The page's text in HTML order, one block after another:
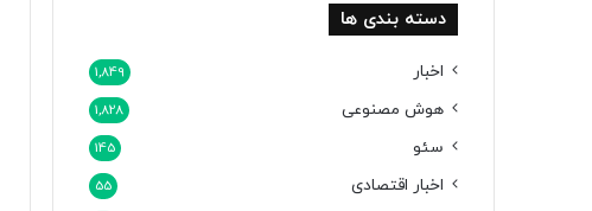
دسته بندی ها
اخبار 1,849
هوش مصنوعی 1,828
سئو 145
اخبار اقتصادی 55